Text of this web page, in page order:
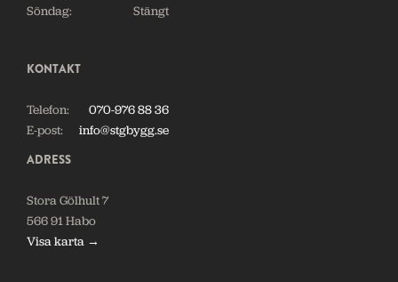
Söndag:
Stängt
KONTAKT
Telefon:
070-976 88 36
E-post:
info@stgbygg.se
ADRESS
Stora Gölhult 7
566 91 Habo
Visa karta →